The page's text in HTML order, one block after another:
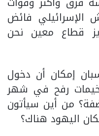
الإسرائيلي فائض
قطاع معين نحن
إمكان أن دخول
رفح في شهر
من أين سيأتون
اليهود هناك؟